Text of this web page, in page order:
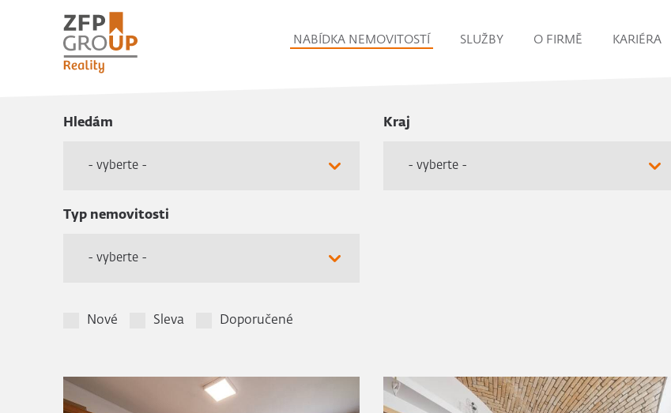
NABÍDKA NEMOVITOSTÍ SLUŽBY O FIRMĚ KARIÉRA
Hledám
- vyberte -
Kraj
- vyberte -
Typ nemovitosti
- vyberte -
Nové Sleva Doporučené